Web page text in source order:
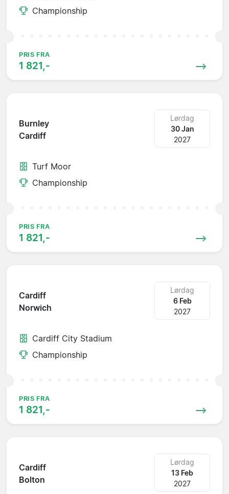
Championship
PRIS FRA
1 821,-
Burnley
Cardiff
Lørdag
30 Jan
2027
Turf Moor
Championship
PRIS FRA
1 821,-
Cardiff
Norwich
Lørdag
6 Feb
2027
Cardiff City Stadium
Championship
PRIS FRA
1 821,-
Cardiff
Bolton
Lørdag
13 Feb
2027